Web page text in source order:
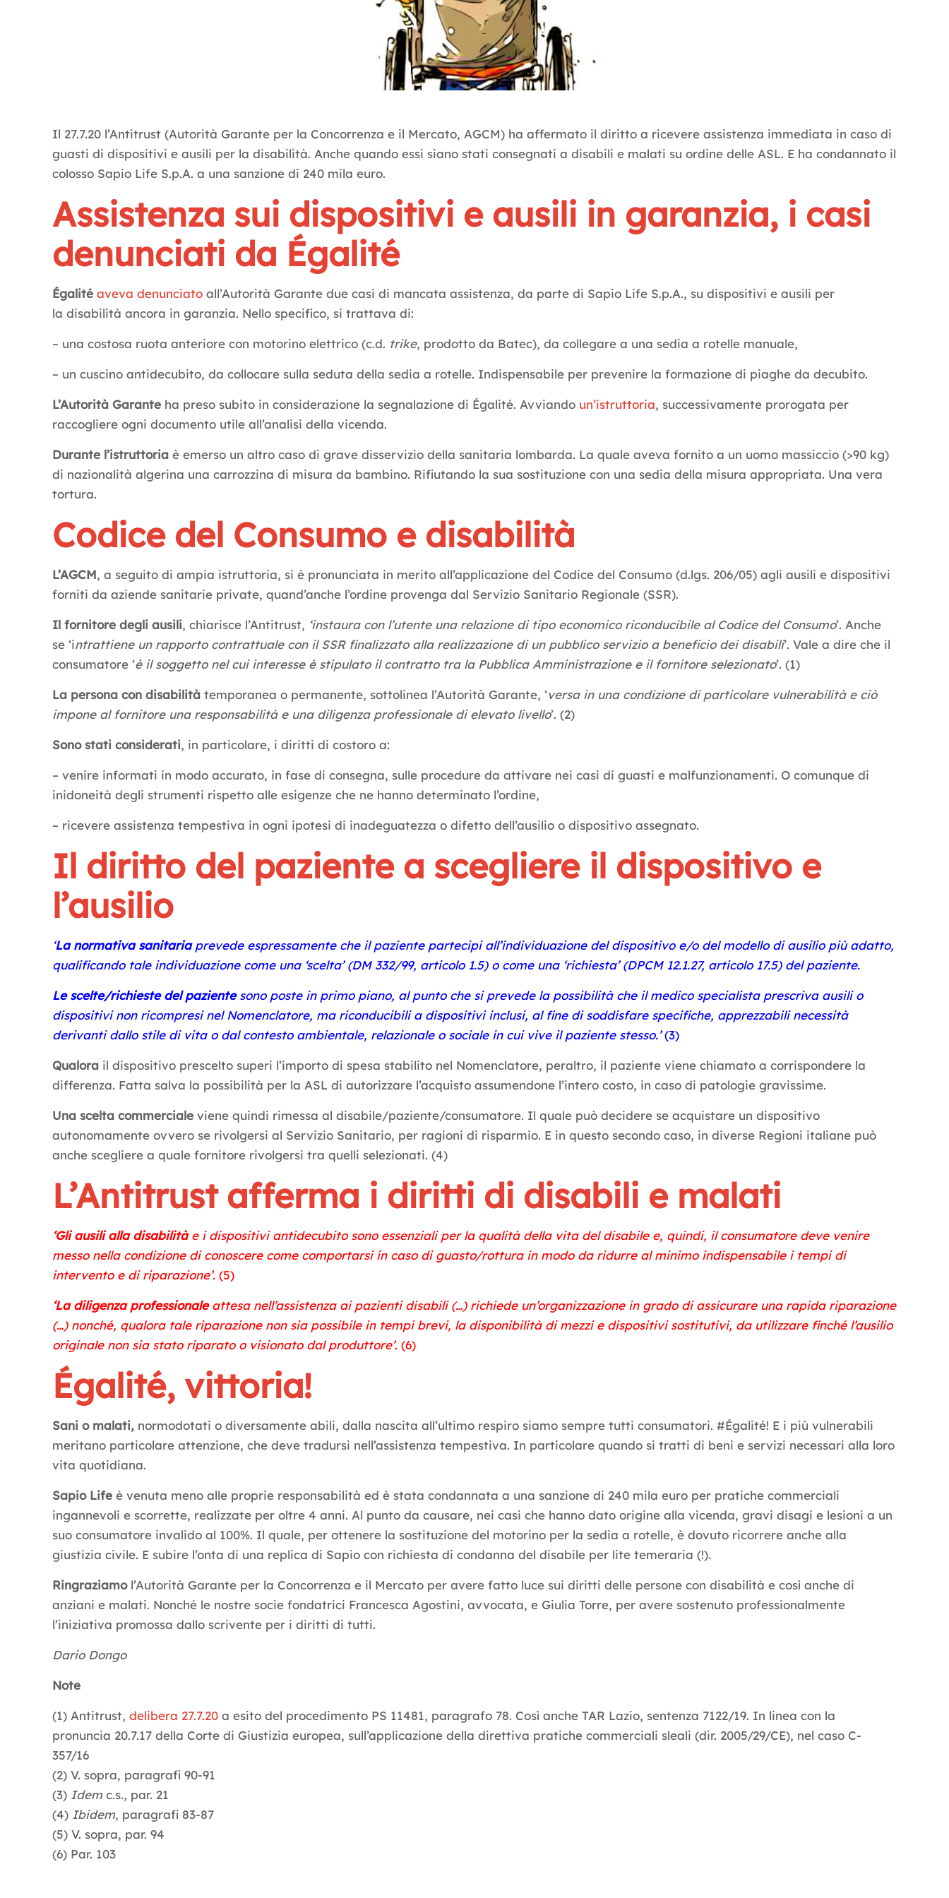
Il 27.7.20 l’Antitrust (Autorità Garante per la Concorrenza e il Mercato, AGCM) ha affermato il diritto a ricevere assistenza immediata in caso di
guasti di dispositivi e ausili per la disabilità. Anche quando essi siano stati consegnati a disabili e malati su ordine delle ASL. E ha condannato il
colosso Sapio Life S.p.A. a una sanzione di 240 mila euro.
Assistenza sui dispositivi e ausili in garanzia, i casi
denunciati da Égalité
Égalité aveva denunciato all’Autorità Garante due casi di mancata assistenza, da parte di Sapio Life S.p.A., su dispositivi e ausili per
la disabilità ancora in garanzia. Nello specifico, si trattava di:
– una costosa ruota anteriore con motorino elettrico (c.d. trike, prodotto da Batec), da collegare a una sedia a rotelle manuale,
– un cuscino antidecubito, da collocare sulla seduta della sedia a rotelle. Indispensabile per prevenire la formazione di piaghe da decubito.
L’Autorità Garante ha preso subito in considerazione la segnalazione di Égalité. Avviando un’istruttoria, successivamente prorogata per
raccogliere ogni documento utile all’analisi della vicenda.
Durante l’istruttoria è emerso un altro caso di grave disservizio della sanitaria lombarda. La quale aveva fornito a un uomo massiccio (>90 kg)
di nazionalità algerina una carrozzina di misura da bambino. Rifiutando la sua sostituzione con una sedia della misura appropriata. Una vera
tortura.
Codice del Consumo e disabilità
L’AGCM, a seguito di ampia istruttoria, si è pronunciata in merito all’applicazione del Codice del Consumo (d.lgs. 206/05) agli ausili e dispositivi
forniti da aziende sanitarie private, quand’anche l’ordine provenga dal Servizio Sanitario Regionale (SSR).
Il fornitore degli ausili, chiarisce l’Antitrust, ‘instaura con l’utente una relazione di tipo economico riconducibile al Codice del Consumo’. Anche
se ‘intrattiene un rapporto contrattuale con il SSR finalizzato alla realizzazione di un pubblico servizio a beneficio dei disabili’. Vale a dire che il
consumatore ‘è il soggetto nel cui interesse è stipulato il contratto tra la Pubblica Amministrazione e il fornitore selezionato’. (1)
La persona con disabilità temporanea o permanente, sottolinea l’Autorità Garante, ‘versa in una condizione di particolare vulnerabilità e ciò
impone al fornitore una responsabilità e una diligenza professionale di elevato livello’. (2)
Sono stati considerati, in particolare, i diritti di costoro a:
– venire informati in modo accurato, in fase di consegna, sulle procedure da attivare nei casi di guasti e malfunzionamenti. O comunque di
inidoneità degli strumenti rispetto alle esigenze che ne hanno determinato l’ordine,
– ricevere assistenza tempestiva in ogni ipotesi di inadeguatezza o difetto dell’ausilio o dispositivo assegnato.
Il diritto del paziente a scegliere il dispositivo e
l’ausilio
‘La normativa sanitariaprevede espressamente che il paziente partecipi all’individuazione del dispositivo e/o del modello di ausilio più adatto,
qualificando tale individuazione come una ‘scelta’ (DM 332/99, articolo 1.5) o come una ‘richiesta’ (DPCM 12.1.27, articolo 17.5) del paziente.
Le scelte/richieste del pazientesono poste in primo piano, al punto che si prevede la possibilità che il medico specialista prescriva ausili o
dispositivi non ricompresi nel Nomenclatore, ma riconducibili a dispositivi inclusi, al fine di soddisfare specifiche, apprezzabili necessità
derivanti dallo stile di vita o dal contesto ambientale, relazionale o sociale in cui vive il paziente stesso.’(3)
Qualora il dispositivo prescelto superi l’importo di spesa stabilito nel Nomenclatore, peraltro, il paziente viene chiamato a corrispondere la
differenza. Fatta salva la possibilità per la ASL di autorizzare l’acquisto assumendone l’intero costo, in caso di patologie gravissime.
Una scelta commerciale viene quindi rimessa al disabile/paziente/consumatore. Il quale può decidere se acquistare un dispositivo
autonomamente ovvero se rivolgersi al Servizio Sanitario, per ragioni di risparmio. E in questo secondo caso, in diverse Regioni italiane può
anche scegliere a quale fornitore rivolgersi tra quelli selezionati. (4)
L’Antitrust afferma i diritti di disabili e malati
‘Gli ausili alla disabilitàe i dispositivi antidecubito sono essenziali per la qualità della vita del disabile e, quindi, il consumatore deve venire
messo nella condizione di conoscere come comportarsi in caso di guasto/rottura in modo da ridurre al minimo indispensabile i tempi di
intervento e di riparazione’. (5)
‘La diligenza professionaleattesa nell’assistenza ai pazienti disabili (…) richiede un’organizzazione in grado di assicurare una rapida riparazione
(…) nonché, qualora tale riparazione non sia possibile in tempi brevi, la disponibilità di mezzi e dispositivi sostitutivi, da utilizzare finché l’ausilio
originale non sia stato riparato o visionato dal produttore’. (6)
Égalité, vittoria!
Sani o malati, normodotati o diversamente abili, dalla nascita all’ultimo respiro siamo sempre tutti consumatori. #Égalité! E i più vulnerabili
meritano particolare attenzione, che deve tradursi nell’assistenza tempestiva. In particolare quando si tratti di beni e servizi necessari alla loro
vita quotidiana.
Sapio Life è venuta meno alle proprie responsabilità ed è stata condannata a una sanzione di 240 mila euro per pratiche commerciali
ingannevoli e scorrette, realizzate per oltre 4 anni. Al punto da causare, nei casi che hanno dato origine alla vicenda, gravi disagi e lesioni a un
suo consumatore invalido al 100%. Il quale, per ottenere la sostituzione del motorino per la sedia a rotelle, è dovuto ricorrere anche alla
giustizia civile. E subire l’onta di una replica di Sapio con richiesta di condanna del disabile per lite temeraria (!).
Ringraziamol’Autorità Garante per la Concorrenza e il Mercato per avere fatto luce sui diritti delle persone con disabilità e così anche di
anziani e malati. Nonché le nostre socie fondatrici Francesca Agostini, avvocata, e Giulia Torre, per avere sostenuto professionalmente
l’iniziativa promossa dallo scrivente per i diritti di tutti.
Dario Dongo
Note
(1) Antitrust,delibera 27.7.20 a esito del procedimento PS 11481, paragrafo 78. Così anche TAR Lazio, sentenza 7122/19. In linea con la
pronuncia 20.7.17 della Corte di Giustizia europea, sull’applicazione della direttiva pratiche commerciali sleali (dir. 2005/29/CE), nel caso C-
357/16
(2) V. sopra, paragrafi 90-91
(3) Idem c.s., par. 21
(4) Ibidem, paragrafi 83-87
(5) V. sopra, par. 94
(6) Par. 103